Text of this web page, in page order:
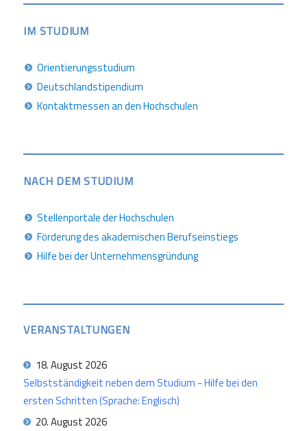
IM STUDIUM
Orientierungsstudium
Deutschlandstipendium
Kontaktmessen an den Hochschulen
NACH DEM STUDIUM
Stellenportale der Hochschulen
Förderung des akademischen Berufseinstiegs
Hilfe bei der Unternehmensgründung
VERANSTALTUNGEN
18. August 2026
Selbstständigkeit neben dem Studium - Hilfe bei den
ersten Schritten (Sprache: Englisch)
20. August 2026